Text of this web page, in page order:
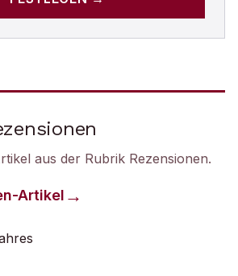
aus der Rubrik Rezensionen.
-Artikel